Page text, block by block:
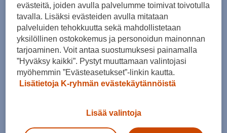
Koko
124 - 129 133 - 141
Kokotaulukko
evästeitä, joiden avulla palvelumme toimivat toivotulla
tavalla. Lisäksi evästeiden avulla mitataan
palveluiden tehokkuutta sekä mahdollistetaan
yksilöllinen ostokokemus ja personoidun mainonnan
tarjoaminen. Voit antaa suostumuksesi painamalla
”Hyväksy kaikki”. Pystyt muuttamaan valintojasi
myöhemmin ”Evästeasetukset”-linkin kautta.
Lisätietoja K-ryhmän evästekäytännöistä
Lisää valintoja